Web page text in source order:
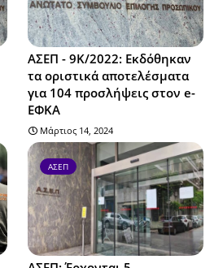
ΑΣΕΠ - 9Κ/2022: Εκδόθηκαν
τα οριστικά αποτελέσματα
για 104 προσλήψεις στον e-
ΕΦΚΑ
Μάρτιος 14, 2024
ΑΣΕΠ